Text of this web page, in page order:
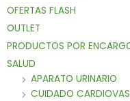
OFERTAS FLASH
OUTLET
PRODUCTOS POR
SALUD
APARATO URINARIO
CUIDADO